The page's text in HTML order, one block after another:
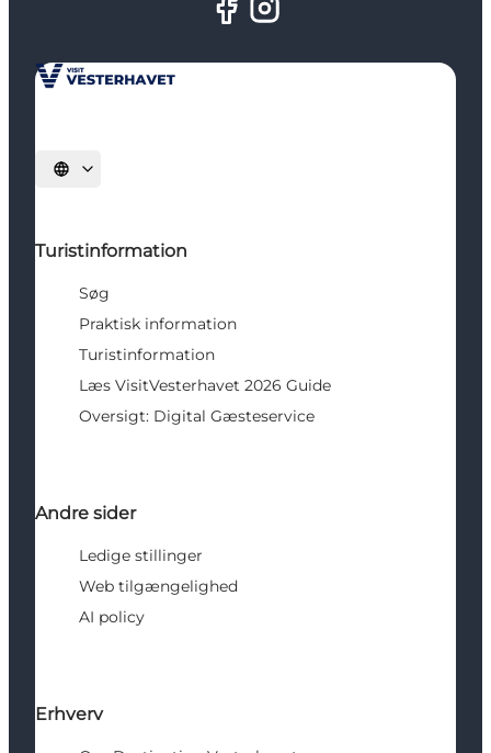
Vælg sprog
Turistinformation
Søg
Praktisk information
Turistinformation
Læs VisitVesterhavet 2026 Guide
Oversigt: Digital Gæsteservice
Andre sider
Ledige stillinger
Web tilgængelighed
AI policy
Erhverv